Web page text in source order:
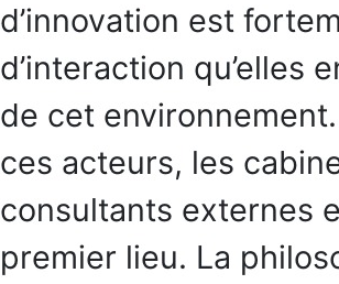
d’innovation est
d’interaction qu’elles
de cet
ces acteurs, les
consultants externes
premier lieu. La